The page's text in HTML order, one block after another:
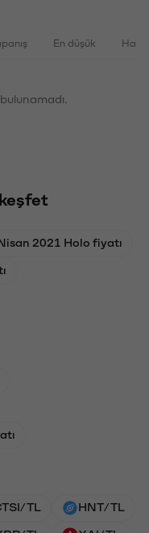
En düşük
2021 Holo fiyatı
TL HNT/TL